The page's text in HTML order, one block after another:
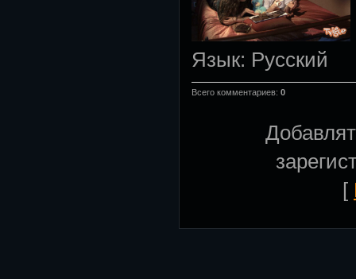
Язык: Русский
Всего комментариев: 0
[